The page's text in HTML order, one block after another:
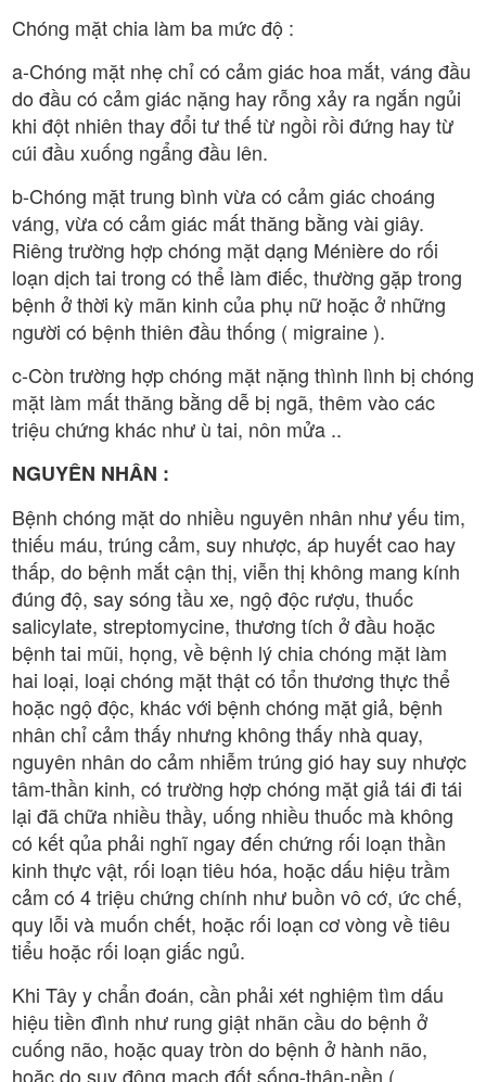
Chóng mặt chia làm ba mức độ :
a-Chóng mặt nhẹ chỉ có cảm giác hoa mắt, váng đầu
do đầu có cảm giác nặng hay rỗng xảy ra ngắn ngủi
khi đột nhiên thay đổi tư thế từ ngồi rồi đứng hay từ
cúi đầu xuống ngẩng đầu lên.
b-Chóng mặt trung bình vừa có cảm giác choáng
váng, vừa có cảm giác mất thăng bằng vài giây.
Riêng trường hợp chóng mặt dạng Ménière do rối
loạn dịch tai trong có thể làm điếc, thường gặp trong
bệnh ở thời kỳ mãn kinh của phụ nữ hoặc ở những
người có bệnh thiên đầu thống ( migraine ).
c-Còn trường hợp chóng mặt nặng thình lình bị chóng
mặt làm mất thăng bằng dễ bị ngã, thêm vào các
triệu chứng khác như ù tai, nôn mửa ..
NGUYÊN NHÂN :
Bệnh chóng mặt do nhiều nguyên nhân như yếu tim,
thiếu máu, trúng cảm, suy nhược, áp huyết cao hay
thấp, do bệnh mắt cận thị, viễn thị không mang kính
đúng độ, say sóng tầu xe, ngộ độc rượu, thuốc
salicylate, streptomycine, thương tích ở đầu hoặc
bệnh tai mũi, họng, về bệnh lý chia chóng mặt làm
hai loại, loại chóng mặt thật có tổn thương thực thể
hoặc ngộ độc, khác với bệnh chóng mặt giả, bệnh
nhân chỉ cảm thấy nhưng không thấy nhà quay,
nguyên nhân do cảm nhiễm trúng gió hay suy nhược
tâm-thần kinh, có trường hợp chóng mặt giả tái đi tái
lại đã chữa nhiều thầy, uống nhiều thuốc mà không
có kết qủa phải nghĩ ngay đến chứng rối loạn thần
kinh thực vật, rối loạn tiêu hóa, hoặc dấu hiệu trầm
cảm có 4 triệu chứng chính như buồn vô cớ, ức chế,
quy lỗi và muốn chết, hoặc rối loạn cơ vòng về tiêu
tiểu hoặc rối loạn giấc ngủ.
Khi Tây y chẩn đoán, cần phải xét nghiệm tìm dấu
hiệu tiền đình như rung giật nhãn cầu do bệnh ở
cuống não, hoặc quay tròn do bệnh ở hành não,
hoặc do suy động mạch đốt sống-thân-nền (